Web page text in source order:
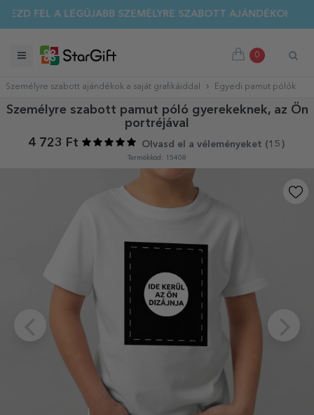
KIÁRUSÍTÁS 🌴 AKÁR 40%-OS KEDVEZMÉNY TÖBB MINT 100
0
Személyre szabott ajándékok a saját grafikáiddal Egyedi pamut pólók
Személyre szabott pamut póló gyerekeknek, az Ön
portréjával
4 723 Ft
Olvasd el a véleményeket (15 )
Termékkód: 15408